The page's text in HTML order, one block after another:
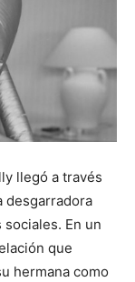
llegó a través
desgarradora
En un
que
hermana como